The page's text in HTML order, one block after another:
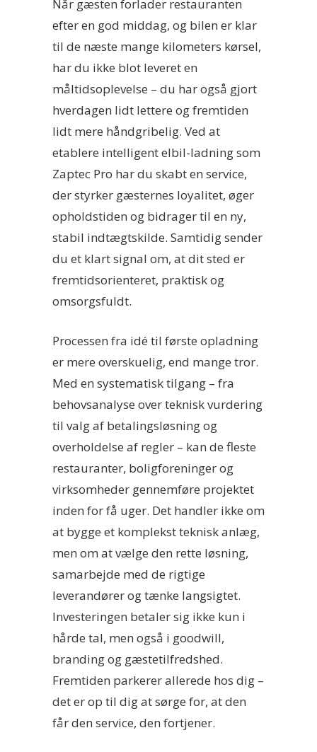
Når gæsten forlader restauranten
efter en god middag, og bilen er klar
til de næste mange kilometers kørsel,
har du ikke blot leveret en
måltidsoplevelse – du har også gjort
hverdagen lidt lettere og fremtiden
lidt mere håndgribelig. Ved at
etablere intelligent elbil-ladning som
Zaptec Pro har du skabt en service,
der styrker gæsternes loyalitet, øger
opholdstiden og bidrager til en ny,
stabil indtægtskilde. Samtidig sender
du et klart signal om, at dit sted er
fremtidsorienteret, praktisk og
omsorgsfuldt.
Processen fra idé til første opladning
er mere overskuelig, end mange tror.
Med en systematisk tilgang – fra
behovsanalyse over teknisk vurdering
til valg af betalingsløsning og
overholdelse af regler – kan de fleste
restauranter, boligforeninger og
virksomheder gennemføre projektet
inden for få uger. Det handler ikke om
at bygge et komplekst teknisk anlæg,
men om at vælge den rette løsning,
samarbejde med de rigtige
leverandører og tænke langsigtet.
Investeringen betaler sig ikke kun i
hårde tal, men også i goodwill,
branding og gæstetilfredshed.
Fremtiden parkerer allerede hos dig –
det er op til dig at sørge for, at den
får den service, den fortjener.